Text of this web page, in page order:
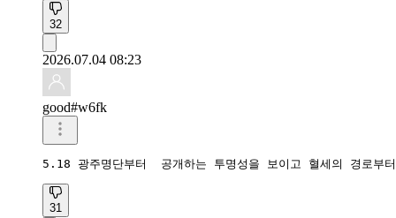
32
2026.07.04 08:23
good#w6fk
5.18 광주명단부터  공개하는 투명성을 보이고 혈세의 경로부
31